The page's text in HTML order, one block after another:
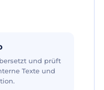
und prüft
Texte und